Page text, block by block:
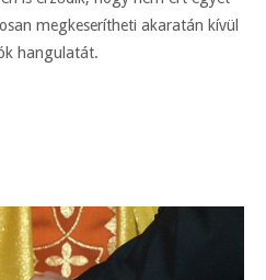
megkeserítheti akaratán kívül
hangulatát.